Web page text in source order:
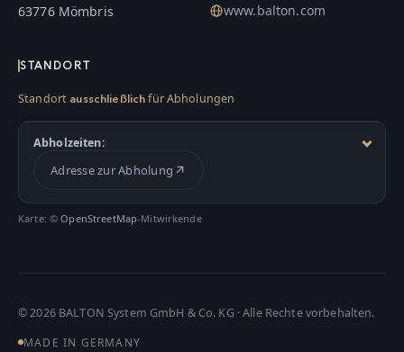
63776 Mömbris
www.balton.com
STANDORT
Standort ausschließlich für Abholungen
Abholzeiten:
Adresse zur Abholung
Karte: ©OpenStreetMap-Mitwirkende
©2026BALTON System GmbH & Co. KG · Alle Rechte vorbehalten.
MADE IN GERMANY